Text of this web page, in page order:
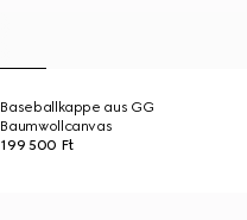
Baseballkappe aus GG
Baumwollcanvas
199 500 Ft